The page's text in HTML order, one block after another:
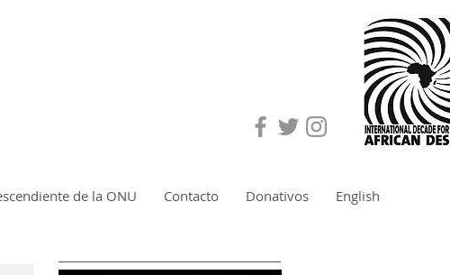
de la ONU Contacto Donativos English